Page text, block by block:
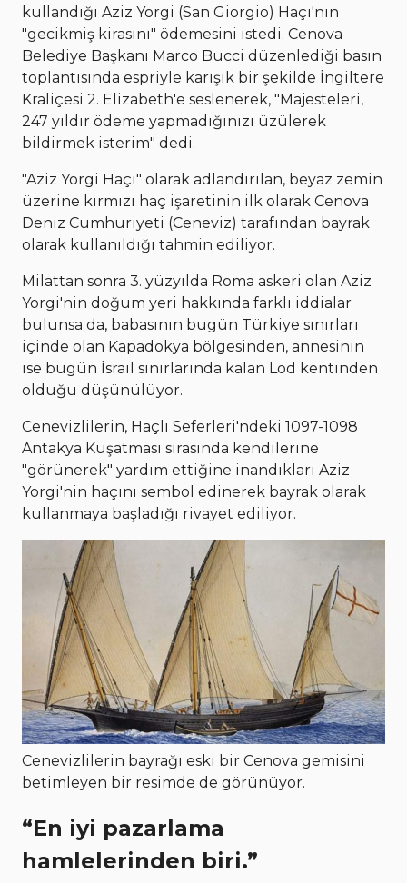
kullandığı Aziz Yorgi (San Giorgio) Haçı'nın
"gecikmiş kirasını" ödemesini istedi. Cenova
Belediye Başkanı Marco Bucci düzenlediği basın
toplantısında espriyle karışık bir şekilde İngiltere
Kraliçesi 2. Elizabeth'e seslenerek, "Majesteleri,
247 yıldır ödeme yapmadığınızı üzülerek
bildirmek isterim" dedi.
"Aziz Yorgi Haçı" olarak adlandırılan, beyaz zemin
üzerine kırmızı haç işaretinin ilk olarak Cenova
Deniz Cumhuriyeti (Ceneviz) tarafından bayrak
olarak kullanıldığı tahmin ediliyor.
Milattan sonra 3. yüzyılda Roma askeri olan Aziz
Yorgi'nin doğum yeri hakkında farklı iddialar
bulunsa da, babasının bugün Türkiye sınırları
içinde olan Kapadokya bölgesinden, annesinin
ise bugün İsrail sınırlarında kalan Lod kentinden
olduğu düşünülüyor.
Cenevizlilerin, Haçlı Seferleri'ndeki 1097-1098
Antakya Kuşatması sırasında kendilerine
"görünerek" yardım ettiğine inandıkları Aziz
Yorgi'nin haçını sembol edinerek bayrak olarak
kullanmaya başladığı rivayet ediliyor.
Cenevizlilerin bayrağı eski bir Cenova gemisini
betimleyen bir resimde de görünüyor.
“En iyi pazarlama
hamlelerinden biri.”